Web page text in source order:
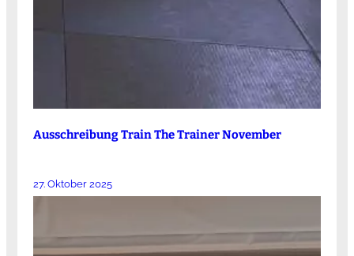
Ausschreibung Train The Trainer November
27. Oktober 2025